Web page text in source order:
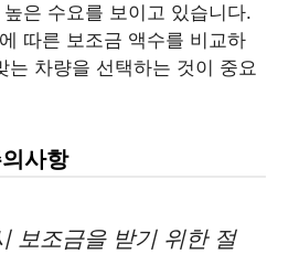
은 수요를 보이고 있습니다.
따른 보조금 액수를 비교하
는 차량을 선택하는 것이 중요
사항
보조금을 받기 위한 절